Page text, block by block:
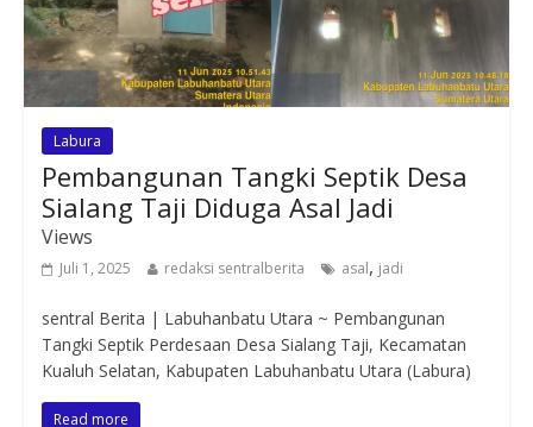
Labura
Pembangunan Tangki Septik Desa
Sialang Taji Diduga Asal Jadi
Views
Juli 1, 2025 redaksi sentralberita asal, jadi
sentral Berita | Labuhanbatu Utara ~ Pembangunan
Tangki Septik Perdesaan Desa Sialang Taji, Kecamatan
Kualuh Selatan, Kabupaten Labuhanbatu Utara (Labura)
Read more